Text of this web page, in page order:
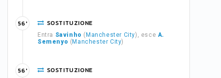
SOSTITUZIONE
Entra Savinho ( Manchester City), esce A.
Semenyo ( Manchester City)
56'
SOSTITUZIONE
56'